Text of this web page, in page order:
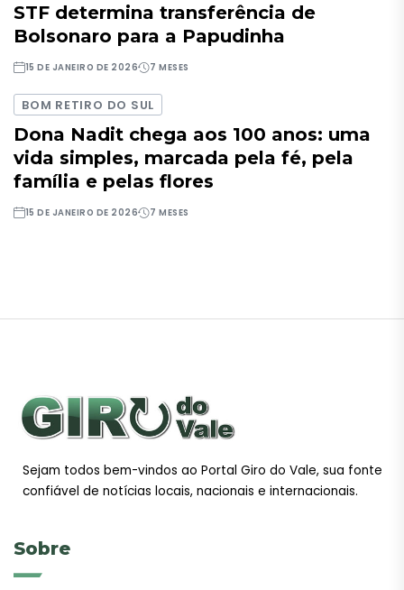
STF determina transferência de
Bolsonaro para a Papudinha
15 DE JANEIRO DE 2026 7 MESES
BOM RETIRO DO SUL
Dona Nadit chega aos 100 anos: uma
vida simples, marcada pela fé, pela
família e pelas flores
15 DE JANEIRO DE 2026 7 MESES
Sejam todos bem-vindos ao Portal Giro do Vale, sua fonte
confiável de notícias locais, nacionais e internacionais.
Sobre